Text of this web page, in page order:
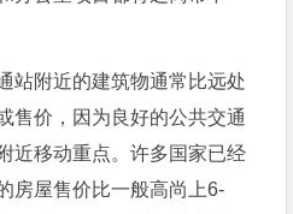
站附近的建筑物通常比远处
售价，因为良好的公共交通
近移动重点。许多国家已经
房屋售价比一般高尚上6-